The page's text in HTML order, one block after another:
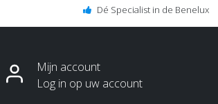
Dé Specialist in de Benelux
Mijn account
Log in op uw account